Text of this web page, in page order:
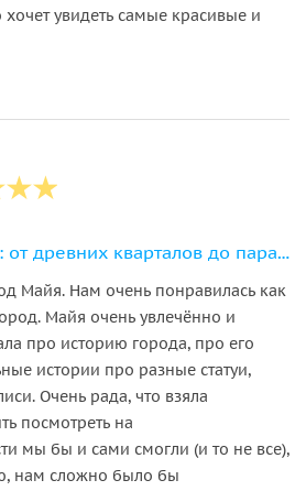
увидеть самые красивые и
Тбилиси на ладони: от древних кварталов до парадных площадей
Майя. Нам очень понравилась как
Майя очень увлечённо и
про историю города, про его
истории про разные статуи,
Очень рада, что взяла
посмотреть на
мы бы и сами смогли (и то не все),
нам сложно было бы